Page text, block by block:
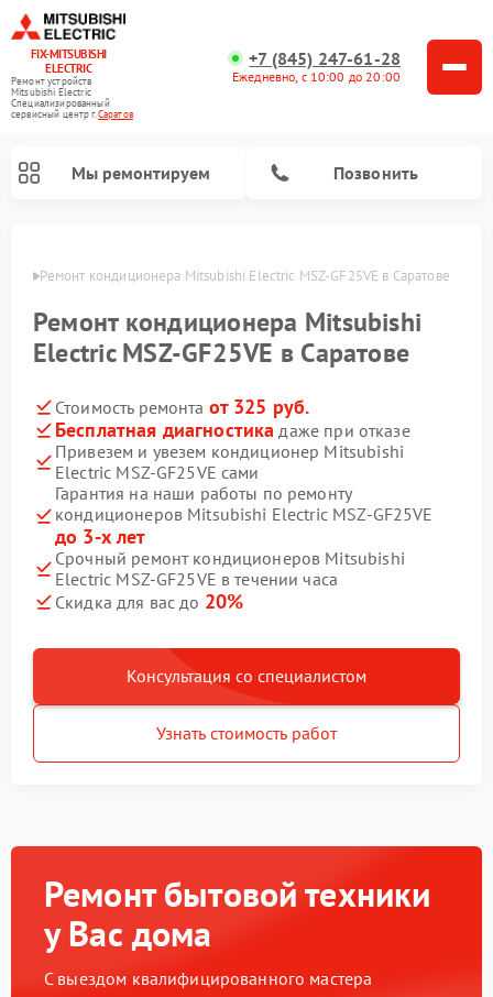
FIX-MITSUBISHI
ELECTRIC
Ремонт устройств
Mitsubishi Electric
Специализированный
cервисный центр г.Саратов
+7 (845) 247-61-28
Ежедневно, с 10:00 до 20:00
Мы ремонтируем Позвонить
Ремонт кондиционера Mitsubishi Electric MSZ-GF25VE в Саратове
Ремонт кондиционера Mitsubishi
Electric MSZ-GF25VE в Саратове
Стоимость ремонта от 325 руб.
Бесплатная диагностика даже при отказе
Привезем и увезем кондиционер Mitsubishi
Electric MSZ-GF25VE сами
Гарантия на наши работы по ремонту
кондиционеров Mitsubishi Electric MSZ-GF25VE
до 3-х лет
Срочный ремонт кондиционеров Mitsubishi
Electric MSZ-GF25VE в течении часа
Скидка для вас до 20%
Консультация со специалистом
Узнать стоимость работ
Ремонт бытовой техники
у Вас дома
С выездом квалифицированного мастера